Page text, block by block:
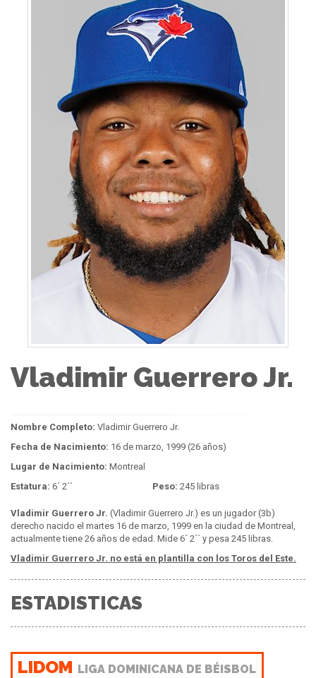
Vladimir Guerrero Jr.
Nombre Completo: Vladimir Guerrero Jr.
Fecha de Nacimiento: 16 de marzo, 1999 (26 años)
Lugar de Nacimiento: Montreal
Estatura: 6´ 2´´ Peso: 245 libras
Vladimir Guerrero Jr. (Vladimir Guerrero Jr.) es un jugador (3b)
derecho nacido el martes 16 de marzo, 1999 en la ciudad de Montreal,
actualmente tiene 26 años de edad. Mide 6´ 2´´ y pesa 245 libras.
Vladimir Guerrero Jr. no está en plantilla con los Toros del Este.
ESTADISTICAS
LIDOM LIGA DOMINICANA DE BÉISBOL